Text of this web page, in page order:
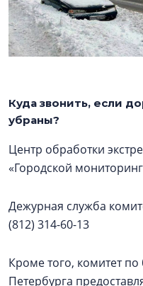
Куда звонить, если
убраны?
Центр обработки
«Городской
Дежурная служба
(812) 314-60-13
Кроме того, комитет по
Петербурга